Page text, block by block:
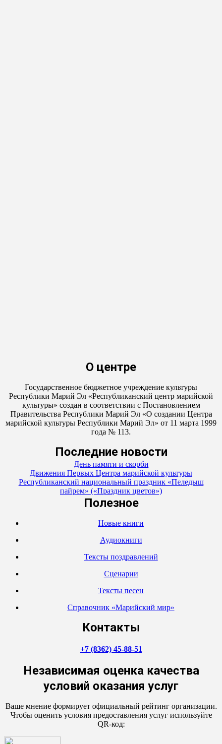
О центре
Государственное бюджетное учреждение культуры
Республики Марий Эл «Республиканский центр марийской
культуры» создан в соответствии с Постановлением
Правительства Республики Марий Эл «О создании Центра
марийской культуры Республики Марий Эл» от 11 марта 1999
года № 113.
Последние новости
День памяти и скорби
Движения Первых Центра марийской культуры
Республиканский национальный праздник «Пеледыш
пайрем» («Праздник цветов»)
Полезное
Новые книги
Аудиокниги
Тексты поздравлений
Сценарии
Тексты песен
Справочник «Марийский мир»
Контакты
+7 (8362) 45-88-51
Независимая оценка качества
условий оказания услуг
Ваше мнение формирует официальный рейтинг организации.
Чтобы оценить условия предоставления услуг используйте
QR-код: